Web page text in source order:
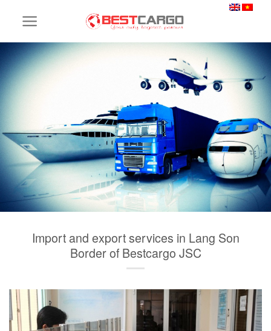
Import and export services in Lang Son
Border of Bestcargo JSC